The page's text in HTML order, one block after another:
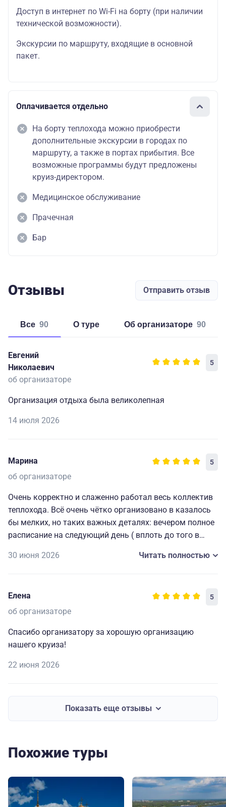
Доступ в интернет по Wi-Fi на борту (при наличии
технической возможности).
Экскурсии по маршруту, входящие в основной
пакет.
Оплачивается отдельно
На борту теплохода можно приобрести
дополнительные экскурсии в городах по
маршруту, а также в портах прибытия. Все
возможные программы будут предложены
круиз-директором.
Медицинское обслуживание
Прачечная
Бар
Отзывы Отправить отзыв
Все 90 о туре об организаторе 90
Евгений
Николаевич
5
об организаторе
Организация отдыха была великолепная
14 июля 2026
Марина 5
об организаторе
Очень корректно и слаженно работал весь коллектив
теплохода. Всё очень чётко организовано в казалось
бы мелких, но таких важных деталях: вечером полное
расписание на следующий день ( вплоть до того в
работающие наушники для экскурсий и т. д. Мелочи,
капитану и всему составу за прекрасно
организованный отдых.🥰
30 июня 2026 Читать полностью
Елена 5
об организаторе
Спасибо организатору за хорошую организацию
нашего круиза!
22 июня 2026
Показать еще отзывы
Похожие туры